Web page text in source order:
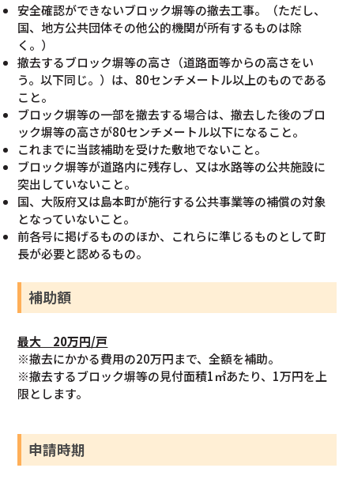
安全確認ができないブロック塀等の撤去工事。（ただし、
国、地方公共団体その他公的機関が所有するものは除
く。）
撤去するブロック塀等の高さ（道路面等からの高さをい
う。以下同じ。）は、80センチメートル以上のものである
こと。
ブロック塀等の一部を撤去する場合は、撤去した後のブロ
ック塀等の高さが80センチメートル以下になること。
これまでに当該補助を受けた敷地でないこと。
ブロック塀等が道路内に残存し、又は水路等の公共施設に
突出していないこと。
国、大阪府又は島本町が施行する公共事業等の補償の対象
となっていないこと。
前各号に掲げるもののほか、これらに準じるものとして町
長が必要と認めるもの。
補助額
最大 20万円/戸
※撤去にかかる費用の20万円まで、全額を補助。
※撤去するブロック塀等の見付面積1㎡あたり、1万円を上
限とします。
申請時期